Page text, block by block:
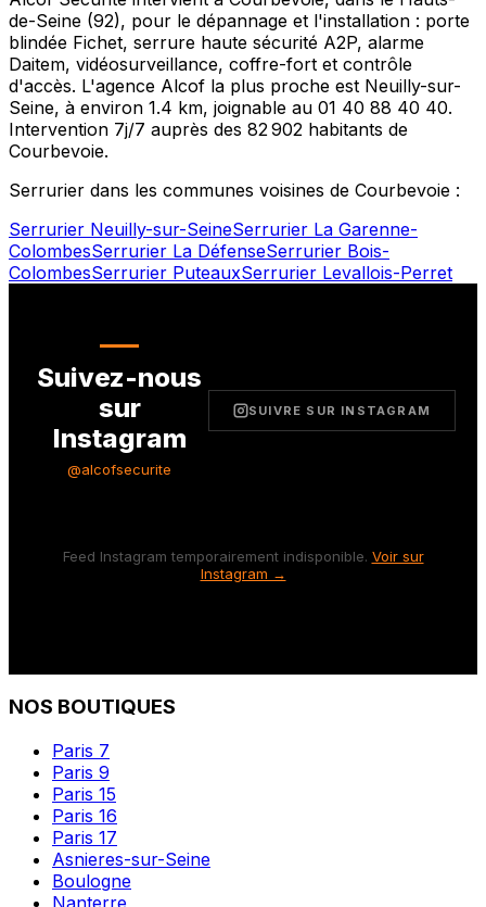
de-Seine (92), pour le dépannage et l'installation : porte
blindée Fichet, serrure haute sécurité A2P, alarme
Daitem, vidéosurveillance, coffre-fort et contrôle
d'accès. L'agence Alcof la plus proche est Neuilly-sur-
Seine, à environ 1.4 km, joignable au 01 40 88 40 40.
Intervention 7j/7 auprès des 82 902 habitants de
Courbevoie.
Serrurier dans les communes voisines de Courbevoie :
Serrurier Neuilly-sur-SeineSerrurier La Garenne-
ColombesSerrurier La DéfenseSerrurier Bois-
ColombesSerrurier PuteauxSerrurier Levallois-Perret
Suivez-nous
sur
Instagram
@alcofsecurite
SUIVRE SUR INSTAGRAM
Feed Instagram temporairement indisponible. Voir sur
Instagram →
NOS BOUTIQUES
Paris 7
Paris 9
Paris 15
Paris 16
Paris 17
Asnieres-sur-Seine
Boulogne